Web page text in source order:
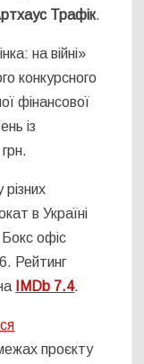
Трафік.
на війні»
конкурсного
фінансової
із
в Україні
офіс
Рейтинг
IMDb 7.4.
проєкту